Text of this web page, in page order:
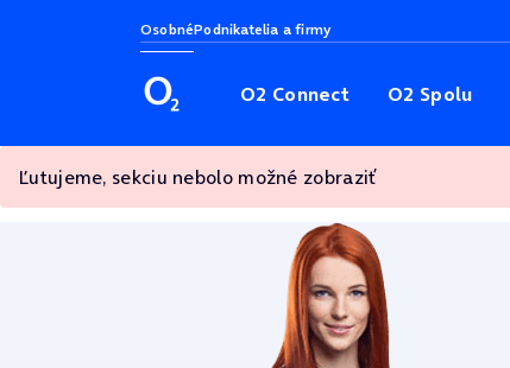
OsobnéPodnikatelia a firmy
O2 Connect O2 Spolu
Ľutujeme, sekciu nebolo možné zobraziť